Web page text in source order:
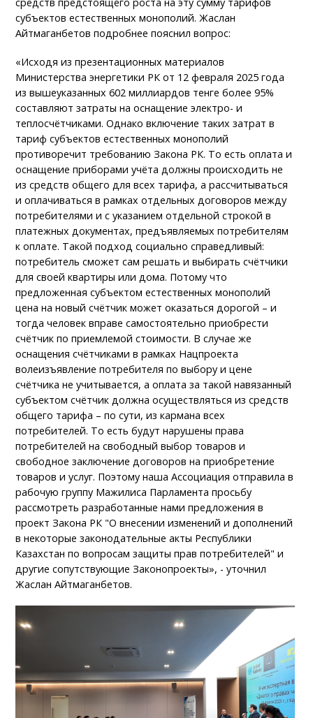
средств предстоящего роста на эту сумму тарифов
субъектов естественных монополий. Жаслан
Айтмаганбетов подробнее пояснил вопрос:
«Исходя из презентационных материалов
Министерства энергетики РК от 12 февраля 2025 года
из вышеуказанных 602 миллиардов тенге более 95%
составляют затраты на оснащение электро- и
теплосчётчиками. Однако включение таких затрат в
тариф субъектов естественных монополий
противоречит требованию Закона РК. То есть оплата и
оснащение приборами учёта должны происходить не
из средств общего для всех тарифа, а рассчитываться
и оплачиваться в рамках отдельных договоров между
потребителями и с указанием отдельной строкой в
платежных документах, предъявляемых потребителям
к оплате. Такой подход социально справедливый:
потребитель сможет сам решать и выбирать счётчики
для своей квартиры или дома. Потому что
предложенная субъектом естественных монополий
цена на новый счётчик может оказаться дорогой – и
тогда человек вправе самостоятельно приобрести
счётчик по приемлемой стоимости. В случае же
оснащения счётчиками в рамках Нацпроекта
волеизъявление потребителя по выбору и цене
счётчика не учитывается, а оплата за такой навязанный
субъектом счётчик должна осуществляться из средств
общего тарифа – по сути, из кармана всех
потребителей. То есть будут нарушены права
потребителей на свободный выбор товаров и
свободное заключение договоров на приобретение
товаров и услуг. Поэтому наша Ассоциация отправила в
рабочую группу Мажилиса Парламента просьбу
рассмотреть разработанные нами предложения в
проект Закона РК "О внесении изменений и дополнений
в некоторые законодательные акты Республики
Казахстан по вопросам защиты прав потребителей" и
другие сопутствующие Законопроекты», - уточнил
Жаслан Айтмаганбетов.